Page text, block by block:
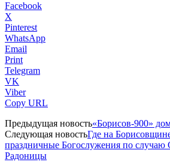
Facebook
X
Pinterest
WhatsApp
Email
Print
Telegram
VK
Viber
Copy URL
Предыдущая новость«Борисов-900»
Следующая новостьГде на
праздничные Богослужения по случаю
Радоницы